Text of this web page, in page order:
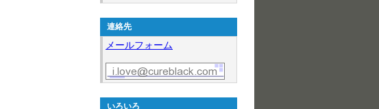
連絡先
メールフォーム
いろいろ